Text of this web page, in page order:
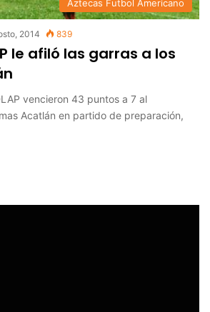
Aztecas Futbol Americano
2014 839
le afiló las garras a los
vencieron 43 puntos a 7 al
Acatlán en partido de preparación,